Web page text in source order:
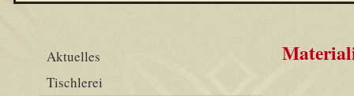
Aktuelles
Tischlerei